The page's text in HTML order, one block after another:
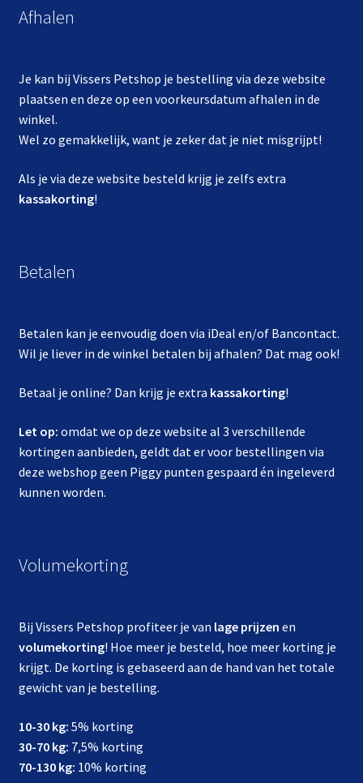
Afhalen
Je kan bij Vissers Petshop je bestelling via deze website
plaatsen en deze op een voorkeursdatum afhalen in de
winkel.
Wel zo gemakkelijk, want je zeker dat je niet misgrijpt!
Als je via deze website besteld krijg je zelfs extra
kassakorting!
Betalen
Betalen kan je eenvoudig doen via iDeal en/of Bancontact.
Wil je liever in de winkel betalen bij afhalen? Dat mag ook!
Betaal je online? Dan krijg je extra kassakorting!
Let op: omdat we op deze website al 3 verschillende
kortingen aanbieden, geldt dat er voor bestellingen via
deze webshop geen Piggy punten gespaard én ingeleverd
kunnen worden.
Volumekorting
Bij Vissers Petshop profiteer je van lage prijzen en
volumekorting! Hoe meer je besteld, hoe meer korting je
krijgt. De korting is gebaseerd aan de hand van het totale
gewicht van je bestelling.
10-30 kg: 5% korting
30-70 kg: 7,5% korting
70-130 kg: 10% korting